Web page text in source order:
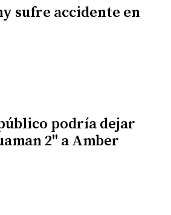
sufre accidente en
podría dejar
2" a Amber